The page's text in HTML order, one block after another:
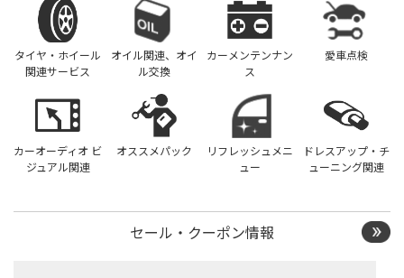
タイヤ・ホイール
関連サービス
オイル関連、オイ
ル交換
カーメンテンナン
ス
愛車点検
カーオーディオ ビ
ジュアル関連
オススメパック
リフレッシュメニ
ュー
ドレスアップ・チ
ューニング関連
セール・クーポン情報